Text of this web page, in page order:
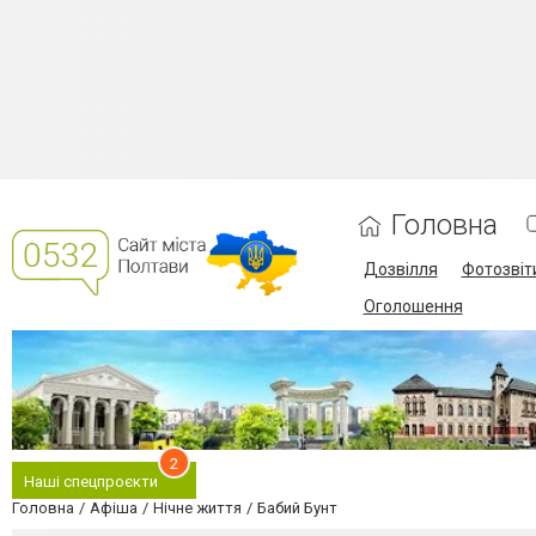
Головна
Дозвілля
Оголошення
Наші спецпроєкти
2
Головна Афіша Нічне життя Бабий Бунт